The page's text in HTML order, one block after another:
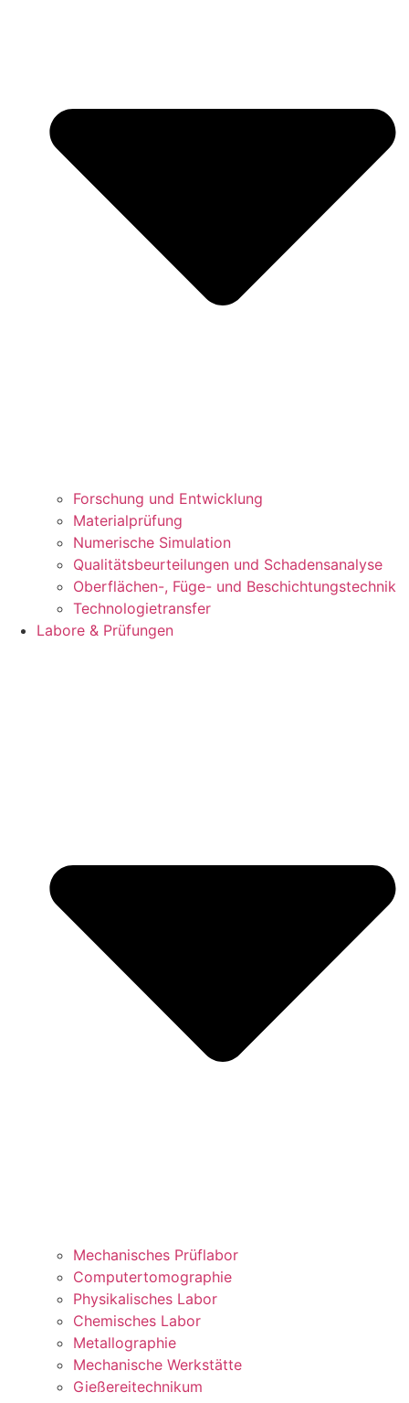
Forschung und Entwicklung
Materialprüfung
Numerische Simulation
Qualitätsbeurteilungen und Schadensanalyse
Oberflächen-, Füge- und Beschichtungstechnik
Technologietransfer
Labore & Prüfungen
Mechanisches Prüflabor
Computertomographie
Physikalisches Labor
Chemisches Labor
Metallographie
Mechanische Werkstätte
Gießereitechnikum